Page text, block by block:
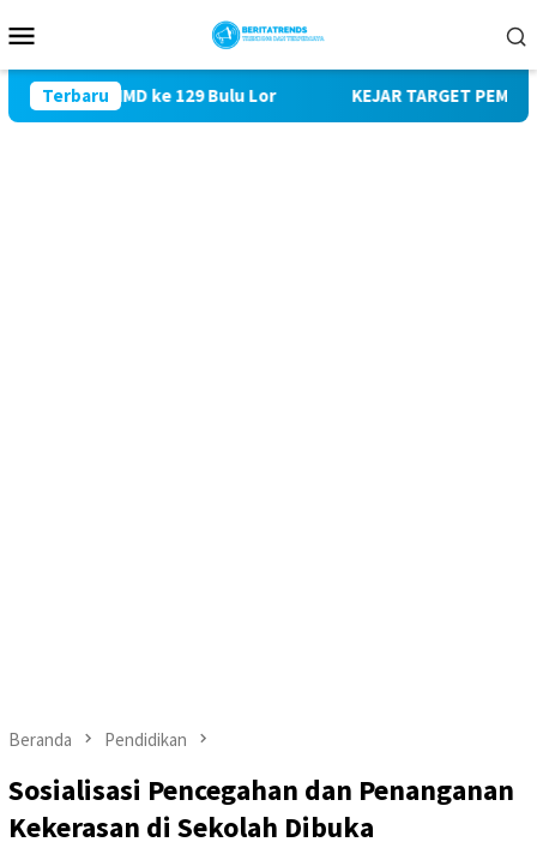
ke
Mobile
Terbaru
TMMD ke 129 Bulu Lor KEJAR TARGET
Beranda Pendidikan
Sosialisasi Pencegahan dan Penanganan
Kekerasan di Sekolah Dibuka